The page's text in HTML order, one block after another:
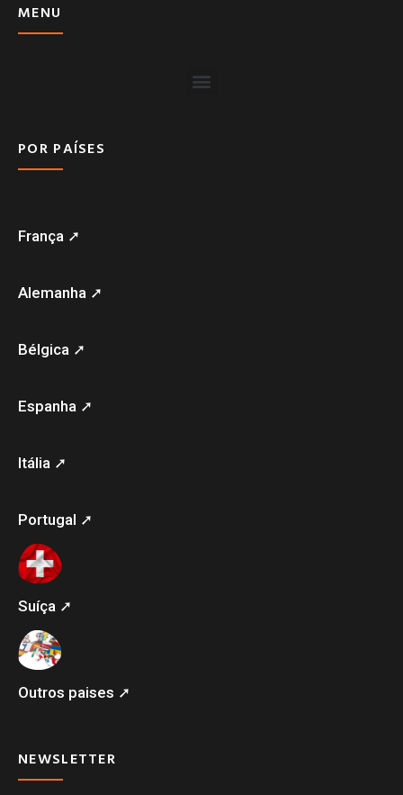
MENU
POR PAÍSES
França ➚
Alemanha ➚
Bélgica ➚
Espanha ➚
Itália ➚
Portugal ➚
Suíça ➚
Outros paises ➚
NEWSLETTER